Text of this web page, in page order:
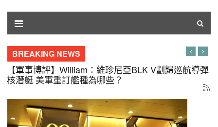
BREAKING NEWS
【軍事博評】呂琪：飛舞的銀杏葉何時落地？